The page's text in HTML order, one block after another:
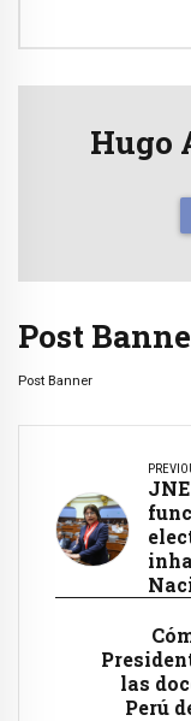
Hugo
Post
Post Banner
las
Perú